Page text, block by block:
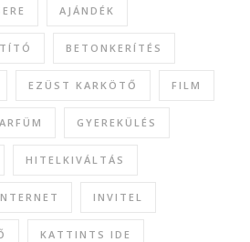
AJÁNDÉK
BETONKERÍTÉS
EZÜST KARKÖTŐ FILM
GYEREKÜLÉS
HITELKIVÁLTÁS
INVITEL
KATTINTS IDE